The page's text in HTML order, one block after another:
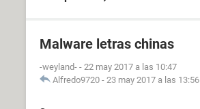
Malware letras chinas
-weyland- - 22 may 2017 a las 10:47
Alfredo9720 - 23 may 2017 a las 13:56